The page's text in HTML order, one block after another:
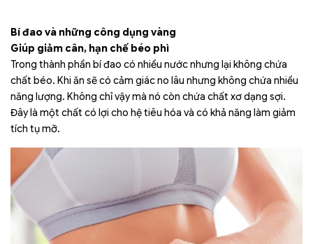
Bí đao và những công dụng vàng
Giúp giảm cân, hạn chế béo phì
Trong thành phần bí đao có nhiều nước nhưng lại không chứa
chất béo. Khi ăn sẽ có cảm giác no lâu nhưng không chứa nhiều
năng lượng. Không chỉ vậy mà nó còn chứa chất xơ dạng sợi.
Đây là một chất có lợi cho hệ tiêu hóa và có khả năng làm giảm
tích tụ mỡ.